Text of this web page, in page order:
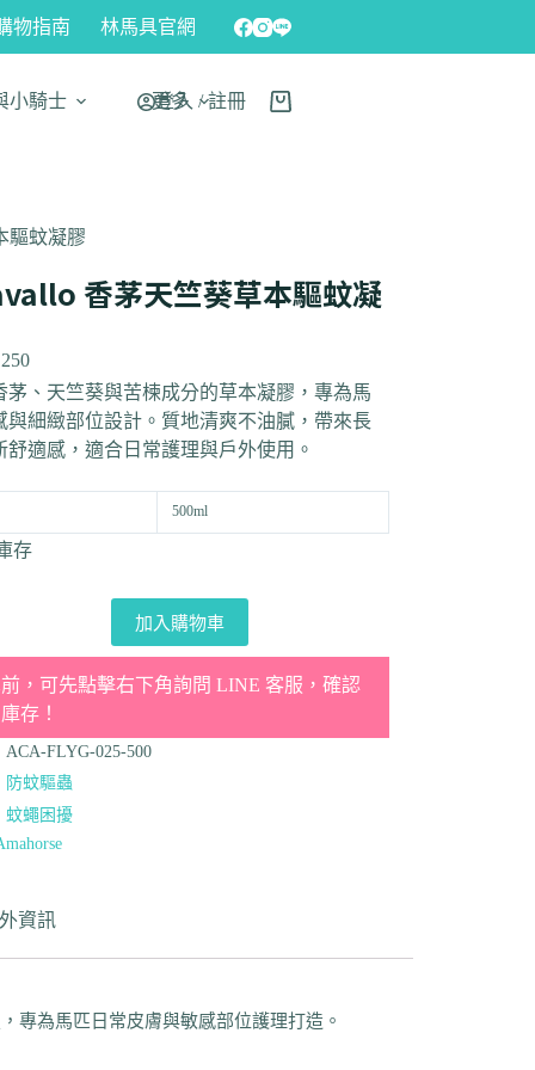
物指南 林馬具官網
小騎士 更多
登入 / 註冊
驅蚊凝膠
香茅天竺葵草本驅蚊凝
茅、天竺葵與苦楝成分的草本凝膠，專為馬
與細緻部位設計。質地清爽不油膩，帶來長
舒適感，適合日常護理與戶外使用。
500ml
存
加入購物車
，可先點擊右下角詢問 LINE 客服，確認
存！
ACA-FLYG-025-500
防蚊驅蟲
蚊蠅困擾
資訊
專為馬匹日常皮膚與敏感部位護理打造。